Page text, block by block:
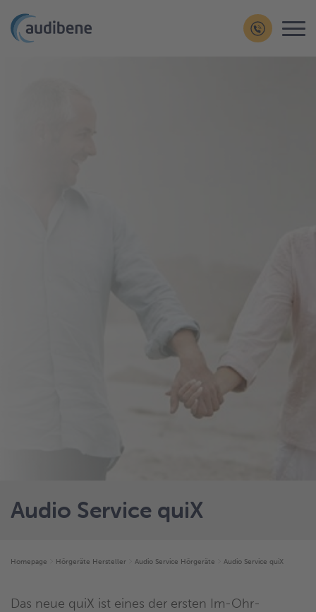
Audio Service quiX
Homepage Hörgeräte Hersteller Audio Service Hörgeräte Audio Service quiX
Das neue quiX ist eines der ersten Im-Ohr-